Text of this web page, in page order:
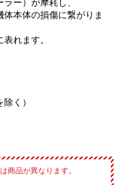
ー）が摩耗し、
本体の損傷に繋がりま
れます。
く）
商品が異なります。